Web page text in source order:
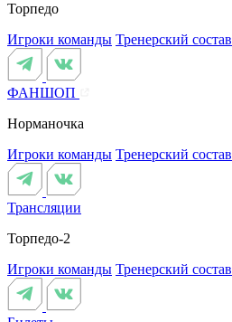
Торпедо
Игроки команды Тренерский состав
ФАНШОП
Норманочка
Игроки команды Тренерский состав
Трансляции
Торпедо-2
Игроки команды Тренерский состав